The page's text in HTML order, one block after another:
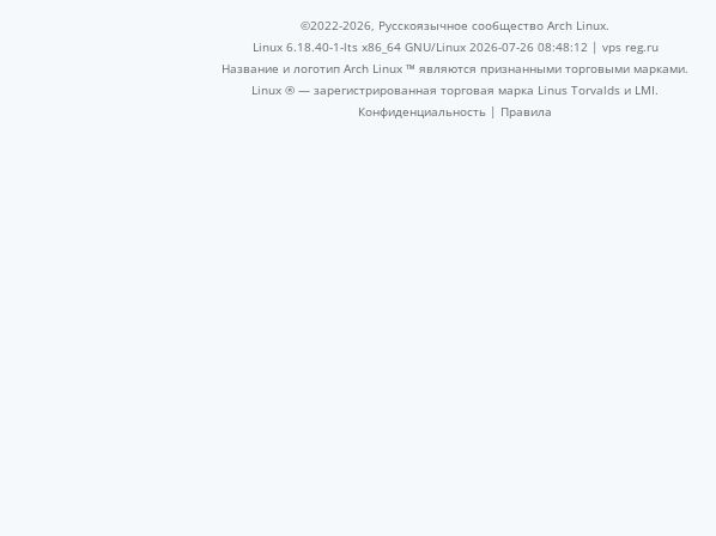
©2022-2026, Русскоязычное сообщество Arch Linux.
Linux 6.18.40-1-lts x86_64 GNU/Linux 2026-07-26 08:48:12 | vps reg.ru
Название и логотип Arch Linux ™ являются признанными торговыми марками.
Linux ® — зарегистрированная торговая марка Linus Torvalds и LMI.
Конфиденциальность | Правила